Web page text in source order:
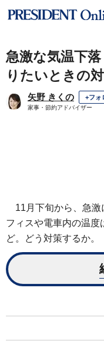
急激な気温下
りたいときの
矢野 きくの +フォ
家事・節約アドバイザー
11月下旬から、急
フィスや電車内の温度
ど。どう対策するか。